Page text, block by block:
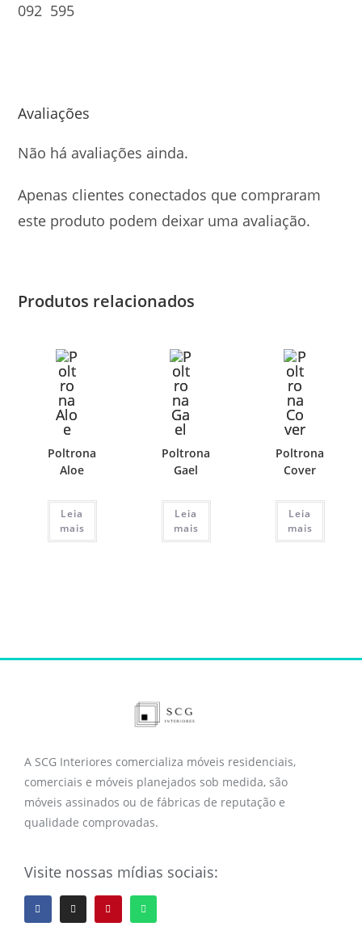
092 595
Avaliações
Não há avaliações ainda.
Apenas clientes conectados que compraram
este produto podem deixar uma avaliação.
Produtos relacionados
Poltrona
Aloe
Leia
mais
Poltrona
Gael
Leia
mais
Poltrona
Cover
Leia
mais
A SCG Interiores comercializa móveis residenciais,
comerciais e móveis planejados sob medida, são
móveis assinados ou de fábricas de reputação e
qualidade comprovadas.
Visite nossas mídias sociais: